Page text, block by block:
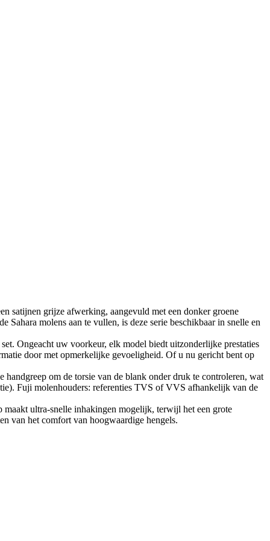
satijnen grijze afwerking, aangevuld met een donker groene
molens aan te vullen, is deze serie beschikbaar in snelle en
Ongeacht uw voorkeur, elk model biedt uitzonderlijke prestaties
door met opmerkelijke gevoeligheid. Of u nu gericht bent op
om de torsie van de blank onder druk te controleren, wat
Fuji molenhouders: referenties TVS of VVS afhankelijk van de
ultra-snelle inhakingen mogelijk, terwijl het een grote
van het comfort van hoogwaardige hengels.